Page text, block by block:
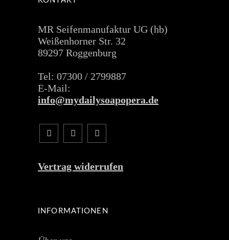
MR Seifenmanufaktur UG (hb)
Weißenhorner Str. 32
89297 Roggenburg
Tel: 07300 / 2799887
E-Mail:
info@mydailysoapopera.de
Vertrag widerrufen
INFORMATIONEN